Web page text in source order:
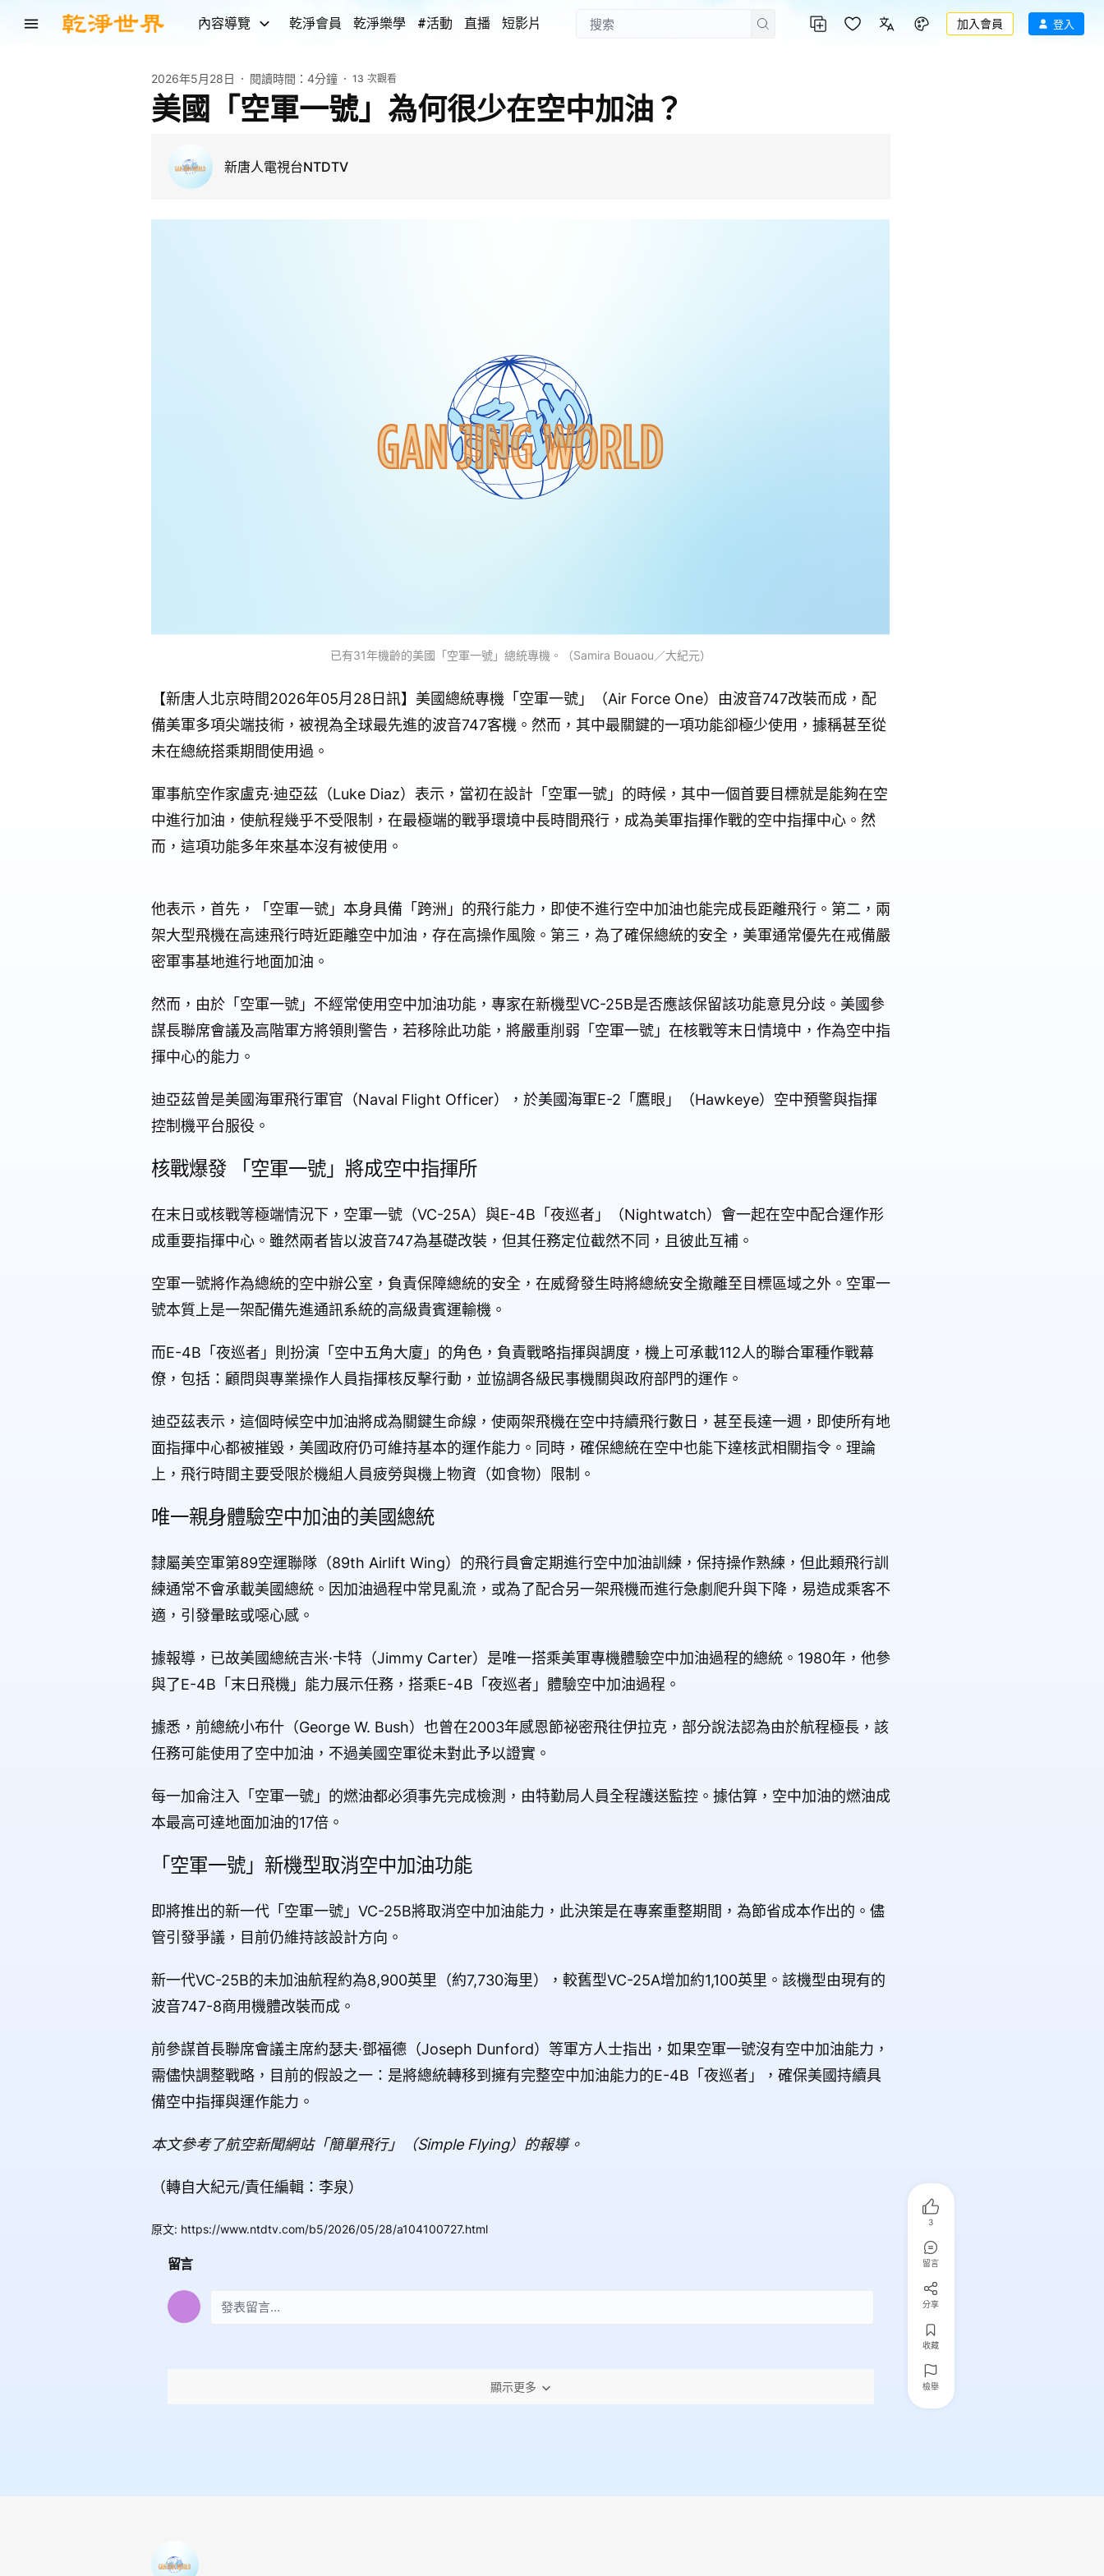
內容導覽 乾淨會員 乾淨樂學 #活動 直播 短影片 加入會員 登入
2026年5月28日 閱讀時間： 4分鐘 13 次觀看
美國「空軍一號」為何很少在空中加油？
新唐人電視台NTDTV
已有31年機齡的美國「空軍一號」總統專機。（Samira Bouaou／大紀元）
【新唐人北京時間2026年05月28日訊】美國總統專機「空軍一號」（Air Force One）由波音747改裝而成，配
備美軍多項尖端技術，被視為全球最先進的波音747客機。然而，其中最關鍵的一項功能卻極少使用，據稱甚至從
未在總統搭乘期間使用過。
軍事航空作家盧克·迪亞茲（Luke Diaz）表示，當初在設計「空軍一號」的時候，其中一個首要目標就是能夠在空
中進行加油，使航程幾乎不受限制，在最極端的戰爭環境中長時間飛行，成為美軍指揮作戰的空中指揮中心。然
而，這項功能多年來基本沒有被使用。
他表示，首先，「空軍一號」本身具備「跨洲」的飛行能力，即使不進行空中加油也能完成長距離飛行。第二，兩
架大型飛機在高速飛行時近距離空中加油，存在高操作風險。第三，為了確保總統的安全，美軍通常優先在戒備嚴
密軍事基地進行地面加油。
然而，由於「空軍一號」不經常使用空中加油功能，專家在新機型VC-25B是否應該保留該功能意見分歧。美國參
謀長聯席會議及高階軍方將領則警告，若移除此功能，將嚴重削弱「空軍一號」在核戰等末日情境中，作為空中指
揮中心的能力。
迪亞茲曾是美國海軍飛行軍官（Naval Flight Officer），於美國海軍E-2「鷹眼」（Hawkeye）空中預警與指揮
控制機平台服役。
核戰爆發 「空軍一號」將成空中指揮所
在末日或核戰等極端情況下，空軍一號（VC-25A）與E-4B「夜巡者」（Nightwatch）會一起在空中配合運作形
成重要指揮中心。雖然兩者皆以波音747為基礎改裝，但其任務定位截然不同，且彼此互補。
空軍一號將作為總統的空中辦公室，負責保障總統的安全，在威脅發生時將總統安全撤離至目標區域之外。空軍一
號本質上是一架配備先進通訊系統的高級貴賓運輸機。
而E-4B「夜巡者」則扮演「空中五角大廈」的角色，負責戰略指揮與調度，機上可承載112人的聯合軍種作戰幕
僚，包括：顧問與專業操作人員指揮核反擊行動，並協調各級民事機關與政府部門的運作。
迪亞茲表示，這個時候空中加油將成為關鍵生命線，使兩架飛機在空中持續飛行數日，甚至長達一週，即使所有地
面指揮中心都被摧毀，美國政府仍可維持基本的運作能力。同時，確保總統在空中也能下達核武相關指令。理論
上，飛行時間主要受限於機組人員疲勞與機上物資（如食物）限制。
唯一親身體驗空中加油的美國總統
隸屬美空軍第89空運聯隊（89th Airlift Wing）的飛行員會定期進行空中加油訓練，保持操作熟練，但此類飛行訓
練通常不會承載美國總統。因加油過程中常見亂流，或為了配合另一架飛機而進行急劇爬升與下降，易造成乘客不
適，引發暈眩或噁心感。
據報導，已故美國總統吉米·卡特（Jimmy Carter）是唯一搭乘美軍專機體驗空中加油過程的總統。1980年，他參
與了E-4B「末日飛機」能力展示任務，搭乘E-4B「夜巡者」體驗空中加油過程。
據悉，前總統小布什（George W. Bush）也曾在2003年感恩節祕密飛往伊拉克，部分說法認為由於航程極長，該
任務可能使用了空中加油，不過美國空軍從未對此予以證實。
每一加侖注入「空軍一號」的燃油都必須事先完成檢測，由特勤局人員全程護送監控。據估算，空中加油的燃油成
本最高可達地面加油的17倍。
「空軍一號」新機型取消空中加油功能
即將推出的新一代「空軍一號」VC-25B將取消空中加油能力，此決策是在專案重整期間，為節省成本作出的。儘
管引發爭議，目前仍維持該設計方向。
新一代VC-25B的未加油航程約為8,900英里（約7,730海里），較舊型VC-25A增加約1,100英里。該機型由現有的
波音747-8商用機體改裝而成。
前參謀首長聯席會議主席約瑟夫·鄧福德（Joseph Dunford）等軍方人士指出，如果空軍一號沒有空中加油能力，
需儘快調整戰略，目前的假設之一：是將總統轉移到擁有完整空中加油能力的E-4B「夜巡者」，確保美國持續具
備空中指揮與運作能力。
本文參考了航空新聞網站「簡單飛行」（Simple Flying）的報導。
（轉自大紀元/責任編輯：李泉）
原文: https://www.ntdtv.com/b5/2026/05/28/a104100727.html
留言
顯示更多
3
留言
分享
收藏
檢舉